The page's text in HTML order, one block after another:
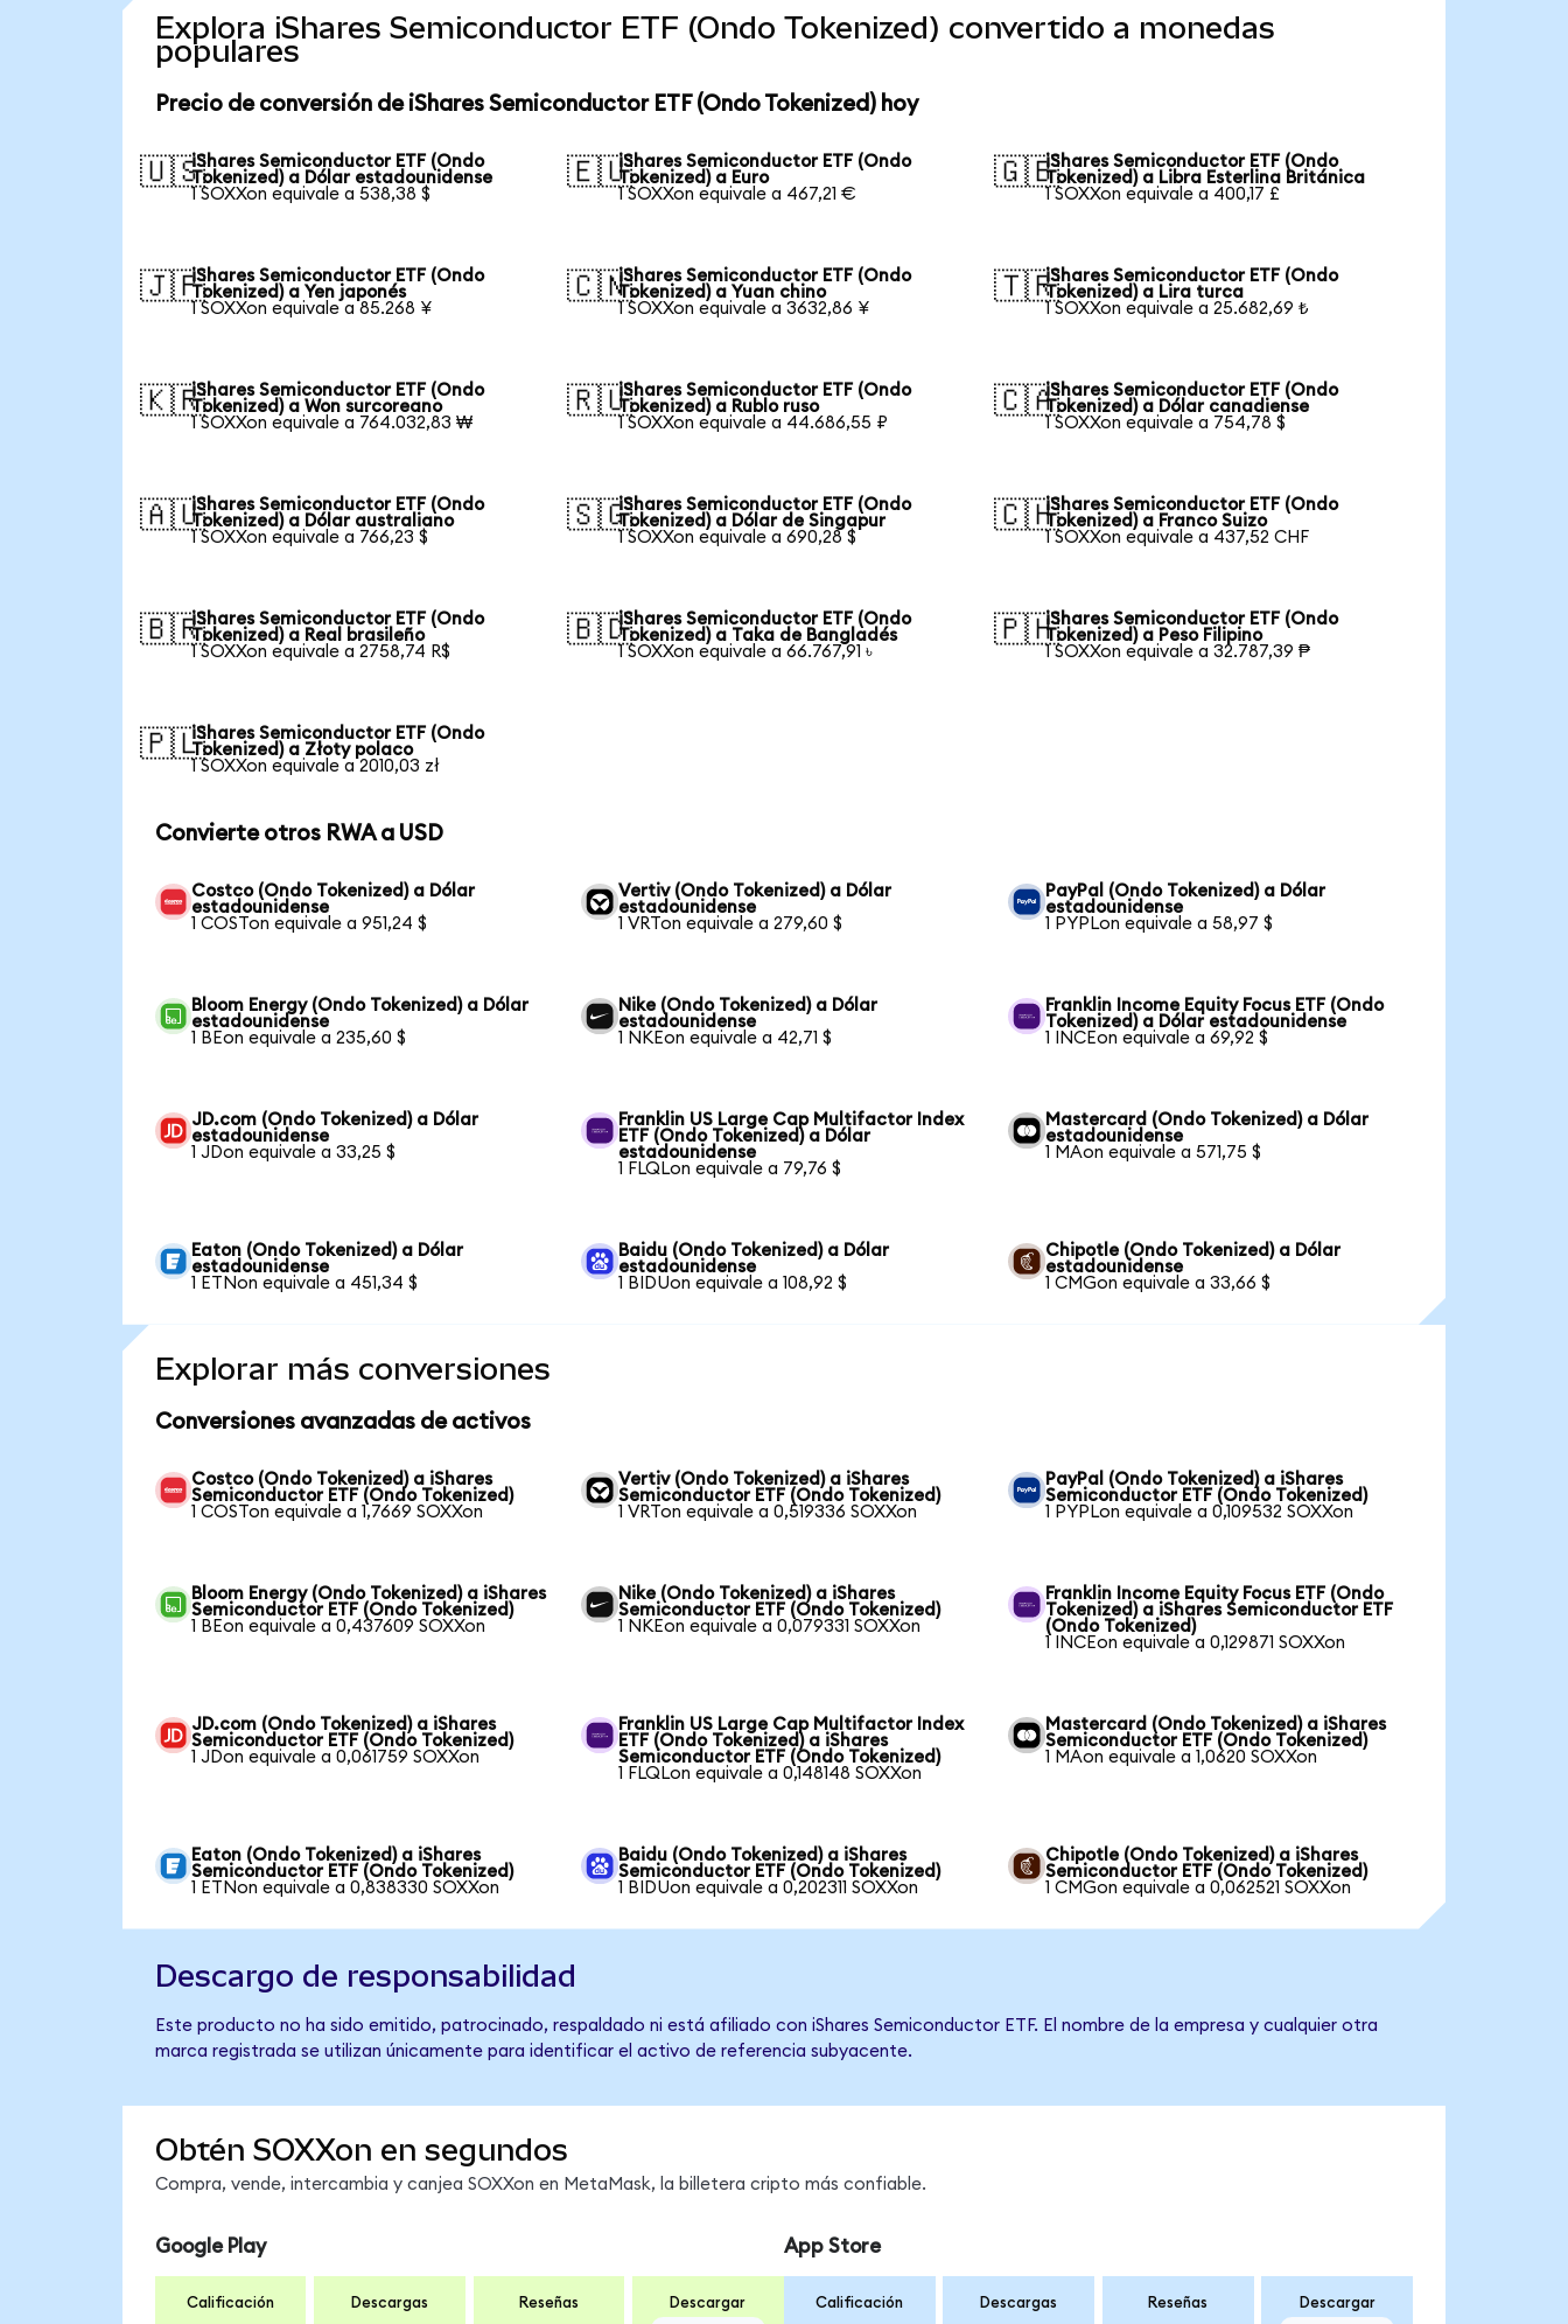
Explora iShares Semiconductor ETF (Ondo Tokenized) convertido a monedas
populares
Precio de conversión de iShares Semiconductor ETF (Ondo Tokenized) hoy
🇺🇸iShares Semiconductor ETF (Ondo
Tokenized) a Dólar estadounidense
1 SOXXon equivale a 538,38 $
🇪🇺iShares Semiconductor ETF (Ondo
Tokenized) a Euro
1 SOXXon equivale a 467,21 €
🇬🇧iShares Semiconductor ETF (Ondo
Tokenized) a Libra Esterlina Británica
1 SOXXon equivale a 400,17 £
🇯🇵iShares Semiconductor ETF (Ondo
Tokenized) a Yen japonés
1 SOXXon equivale a 85.268 ¥
🇨🇳iShares Semiconductor ETF (Ondo
Tokenized) a Yuan chino
1 SOXXon equivale a 3632,86 ¥
🇹🇷iShares Semiconductor ETF (Ondo
Tokenized) a Lira turca
1 SOXXon equivale a 25.682,69 ₺
🇰🇷iShares Semiconductor ETF (Ondo
Tokenized) a Won surcoreano
1 SOXXon equivale a 764.032,83 ₩
🇷🇺iShares Semiconductor ETF (Ondo
Tokenized) a Rublo ruso
1 SOXXon equivale a 44.686,55 ₽
🇨🇦iShares Semiconductor ETF (Ondo
Tokenized) a Dólar canadiense
1 SOXXon equivale a 754,78 $
🇦🇺iShares Semiconductor ETF (Ondo
Tokenized) a Dólar australiano
1 SOXXon equivale a 766,23 $
🇸🇬iShares Semiconductor ETF (Ondo
Tokenized) a Dólar de Singapur
1 SOXXon equivale a 690,28 $
🇨🇭iShares Semiconductor ETF (Ondo
Tokenized) a Franco Suizo
1 SOXXon equivale a 437,52 CHF
🇧🇷iShares Semiconductor ETF (Ondo
Tokenized) a Real brasileño
1 SOXXon equivale a 2758,74 R$
🇧🇩iShares Semiconductor ETF (Ondo
Tokenized) a Taka de Bangladés
1 SOXXon equivale a 66.767,91 ৳
🇵🇭iShares Semiconductor ETF (Ondo
Tokenized) a Peso Filipino
1 SOXXon equivale a 32.787,39 ₱
🇵🇱iShares Semiconductor ETF (Ondo
Tokenized) a Złoty polaco
1 SOXXon equivale a 2010,03 zł
Convierte otros RWA a USD
Costco (Ondo Tokenized) a Dólar
estadounidense
1 COSTon equivale a 951,24 $
Vertiv (Ondo Tokenized) a Dólar
estadounidense
1 VRTon equivale a 279,60 $
PayPal (Ondo Tokenized) a Dólar
estadounidense
1 PYPLon equivale a 58,97 $
Bloom Energy (Ondo Tokenized) a Dólar
estadounidense
1 BEon equivale a 235,60 $
Nike (Ondo Tokenized) a Dólar
estadounidense
1 NKEon equivale a 42,71 $
Franklin Income Equity Focus ETF (Ondo
Tokenized) a Dólar estadounidense
1 INCEon equivale a 69,92 $
JD.com (Ondo Tokenized) a Dólar
estadounidense
1 JDon equivale a 33,25 $
Franklin US Large Cap Multifactor Index
ETF (Ondo Tokenized) a Dólar
estadounidense
1 FLQLon equivale a 79,76 $
Mastercard (Ondo Tokenized) a Dólar
estadounidense
1 MAon equivale a 571,75 $
Eaton (Ondo Tokenized) a Dólar
estadounidense
1 ETNon equivale a 451,34 $
Baidu (Ondo Tokenized) a Dólar
estadounidense
1 BIDUon equivale a 108,92 $
Chipotle (Ondo Tokenized) a Dólar
estadounidense
1 CMGon equivale a 33,66 $
Explorar más conversiones
Conversiones avanzadas de activos
Costco (Ondo Tokenized) a iShares
Semiconductor ETF (Ondo Tokenized)
1 COSTon equivale a 1,7669 SOXXon
Vertiv (Ondo Tokenized) a iShares
Semiconductor ETF (Ondo Tokenized)
1 VRTon equivale a 0,519336 SOXXon
PayPal (Ondo Tokenized) a iShares
Semiconductor ETF (Ondo Tokenized)
1 PYPLon equivale a 0,109532 SOXXon
Bloom Energy (Ondo Tokenized) a iShares
Semiconductor ETF (Ondo Tokenized)
1 BEon equivale a 0,437609 SOXXon
Nike (Ondo Tokenized) a iShares
Semiconductor ETF (Ondo Tokenized)
1 NKEon equivale a 0,079331 SOXXon
Franklin Income Equity Focus ETF (Ondo
Tokenized) a iShares Semiconductor ETF
(Ondo Tokenized)
1 INCEon equivale a 0,129871 SOXXon
JD.com (Ondo Tokenized) a iShares
Semiconductor ETF (Ondo Tokenized)
1 JDon equivale a 0,061759 SOXXon
Franklin US Large Cap Multifactor Index
ETF (Ondo Tokenized) a iShares
Semiconductor ETF (Ondo Tokenized)
1 FLQLon equivale a 0,148148 SOXXon
Mastercard (Ondo Tokenized) a iShares
Semiconductor ETF (Ondo Tokenized)
1 MAon equivale a 1,0620 SOXXon
Eaton (Ondo Tokenized) a iShares
Semiconductor ETF (Ondo Tokenized)
1 ETNon equivale a 0,838330 SOXXon
Baidu (Ondo Tokenized) a iShares
Semiconductor ETF (Ondo Tokenized)
1 BIDUon equivale a 0,202311 SOXXon
Chipotle (Ondo Tokenized) a iShares
Semiconductor ETF (Ondo Tokenized)
1 CMGon equivale a 0,062521 SOXXon
Descargo de responsabilidad
Este producto no ha sido emitido, patrocinado, respaldado ni está afiliado con iShares Semiconductor ETF. El nombre de la empresa y cualquier otra
marca registrada se utilizan únicamente para identificar el activo de referencia subyacente.
Obtén SOXXon en segundos
Compra, vende, intercambia y canjea SOXXon en MetaMask, la billetera cripto más confiable.
Google Play
Calificación Descargas Reseñas Descargar
App Store
Calificación Descargas Reseñas Descargar